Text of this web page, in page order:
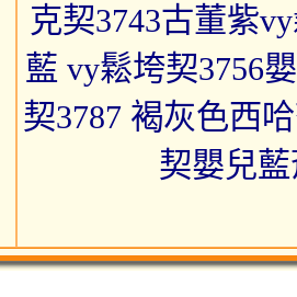
克契3743古董紫
藍 vy鬆垮契3756
契3787 褐灰色西
契嬰兒